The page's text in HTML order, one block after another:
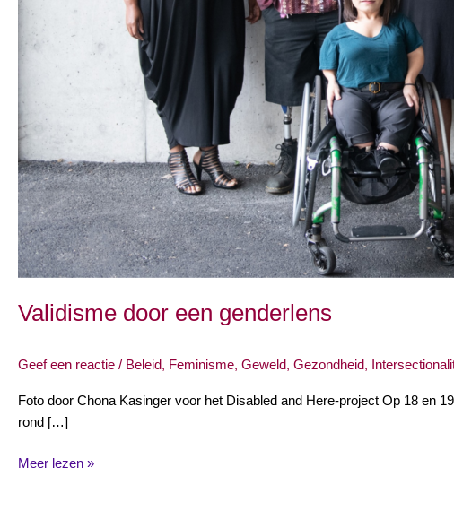
Validisme door een genderlens
Geef een reactie / Beleid, Feminisme, Geweld, Gezondheid,
Foto door Chona Kasinger voor het Disabled and Here-project Op 18 en
rond […]
Meer lezen »